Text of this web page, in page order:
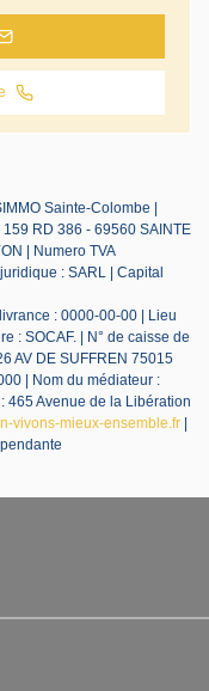
Sainte-Colombe |
RD 386 - 69560 SAINTE
| Numero TVA
: SARL | Capital
: 0000-00-00 | Lieu
: SOCAF. | N° de caisse de
AV DE SUFFREN 75015
| Nom du médiateur :
465 Avenue de la Libération
vivons-mieux-ensemble.fr